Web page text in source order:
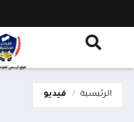
الرئيسية فيديو